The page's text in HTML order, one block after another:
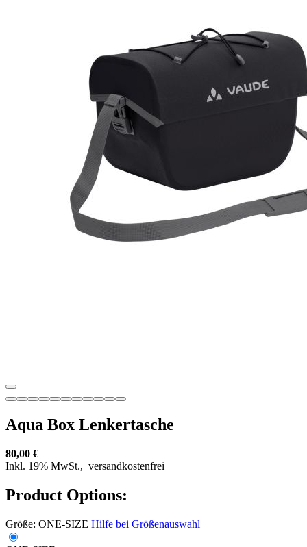
Aqua Box Lenkertasche
80,00 €
Inkl. 19% MwSt., versandkostenfrei
Product Options:
Größe: ONE-SIZE Hilfe bei Größenauswahl